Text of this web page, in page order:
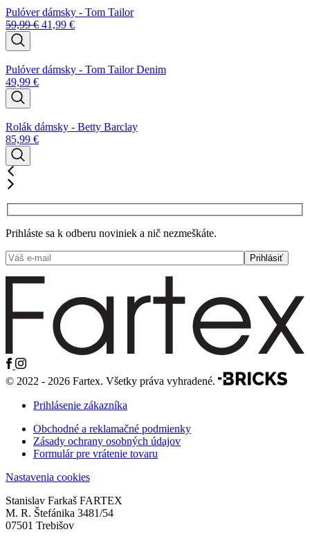
Pulóver dámsky - Tom Tailor
59,99€ 41,99 €
Pulóver dámsky - Tom Tailor Denim
49,99 €
Rolák dámsky - Betty Barclay
85,99 €
Prihláste sa k odberu noviniek a nič nezmeškáte.
© 2022 - 2026 Fartex. Všetky práva vyhradené.
Prihlásenie zákazníka
Obchodné a reklamačné podmienky
Zásady ochrany osobných údajov
Formulár pre vrátenie tovaru
Nastavenia cookies
Stanislav Farkaš FARTEX
M. R. Štefánika 3481/54
07501 Trebišov